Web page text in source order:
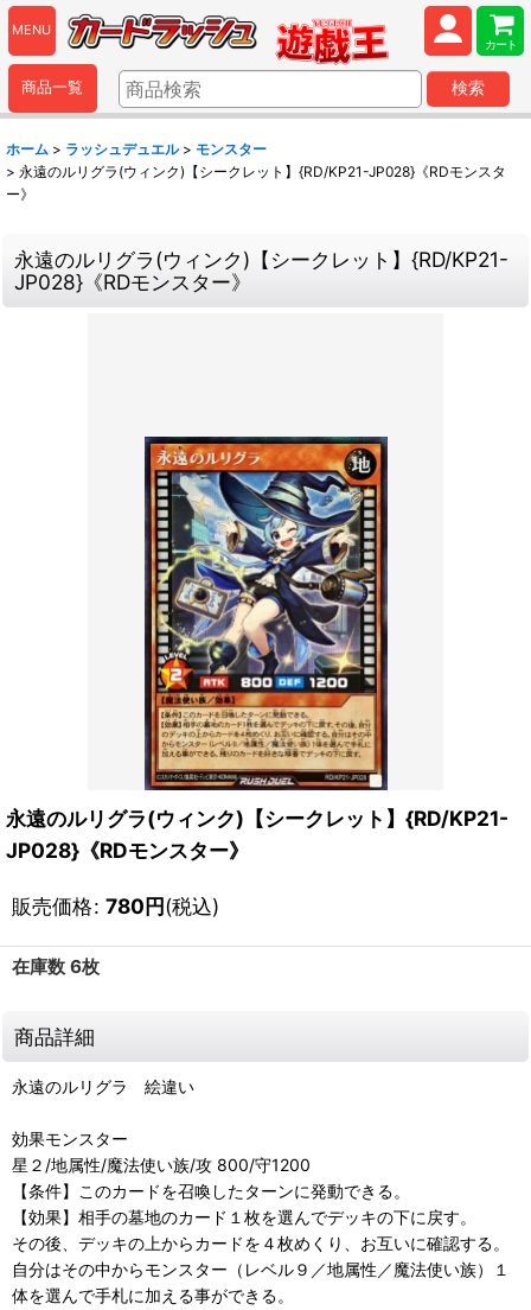
MENU
カート
商品一覧 検索
ホーム > ラッシュデュエル > モンスター
> 永遠のルリグラ(ウィンク)【シークレット】{RD/KP21-JP028}《RDモンスタ
ー》
永遠のルリグラ(ウィンク)【シークレット】{RD/KP21-
JP028}《RDモンスター》
永遠のルリグラ(ウィンク)【シークレット】{RD/KP21-
JP028}《RDモンスター》
販売価格: 780円(税込)
在庫数 6枚
商品詳細
永遠のルリグラ 絵違い
効果モンスター
星２/地属性/魔法使い族/攻 800/守1200
【条件】このカードを召喚したターンに発動できる。
【効果】相手の墓地のカード１枚を選んでデッキの下に戻す。
その後、デッキの上からカードを４枚めくり、お互いに確認する。
自分はその中からモンスター（レベル９／地属性／魔法使い族）１
体を選んで手札に加える事ができる。